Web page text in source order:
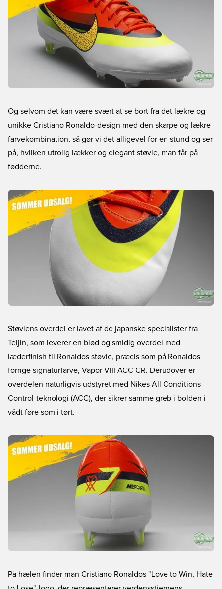
Og selvom det kan være svært at se bort fra det lækre og
unikke Cristiano Ronaldo-design med den skarpe og lækre
farvekombination, så gør vi det alligevel for en stund og ser
på, hvilken utrolig lækker og elegant støvle, man får på
fødderne.
Støvlens overdel er lavet af de japanske specialister fra
Teijin, som leverer en blød og smidig overdel med
læderfinish til Ronaldos støvle, præcis som på Ronaldos
forrige signaturfarve, Vapor VIII ACC CR. Derudover er
overdelen naturligvis udstyret med Nikes All Conditions
Control-teknologi (ACC), der sikrer samme greb i bolden i
vådt føre som i tørt.
På hælen finder man Cristiano Ronaldos "Love to Win, Hate